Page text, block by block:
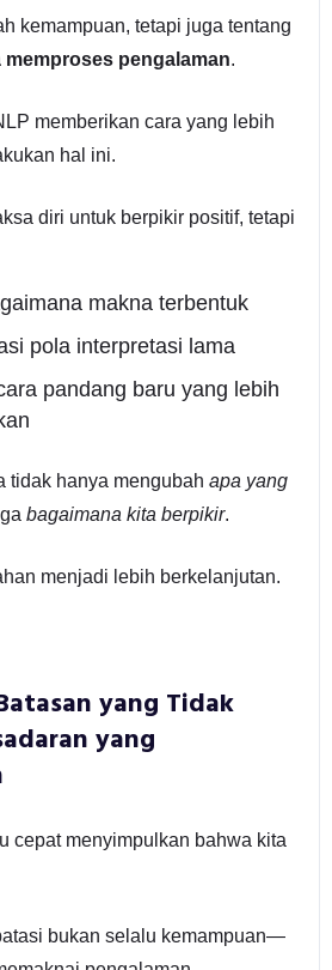
kemampuan, tetapi juga tentang
pengalaman.
memberikan cara yang lebih
hal ini.
diri untuk berpikir positif, tetapi
makna terbentuk
pola interpretasi lama
pandang baru yang lebih
tidak hanya mengubah apa yang
bagaimana kita berpikir.
menjadi lebih berkelanjutan.
yang Tidak
yang
cepat menyimpulkan bahwa kita
bukan selalu kemampuan—